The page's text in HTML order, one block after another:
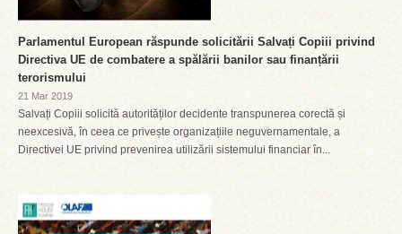
Parlamentul European răspunde solicitării Salvați Copiii privind
Directiva UE de combatere a spălării banilor sau finanțării
terorismului
21 Mar 2019
Salvați Copiii solicită autorităților decidente transpunerea corectă și
neexcesivă, în ceea ce privește organizațiile neguvernamentale, a
Directivei UE privind prevenirea utilizării sistemului financiar în...